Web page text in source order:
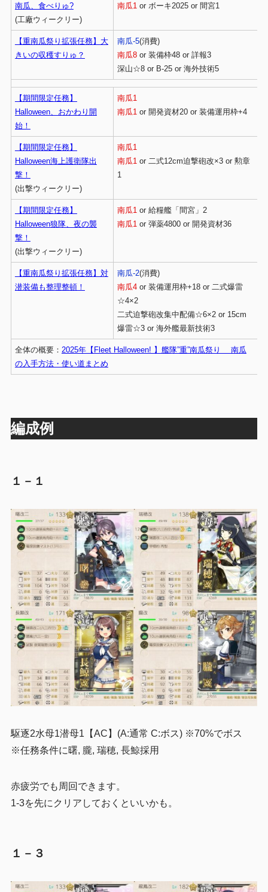
南瓜、食べりゅ?
(工廠ウィークリー)
南瓜1 or ボーキ2025 or 間宮1
【重南瓜祭り拡張任務】大
きいの収穫すりゅ？
南瓜-5(消費)
南瓜8or 装備枠48 or 詳報3
深山☆8 or B-25 or 海外技術5
【期間限定任務】
Halloween、おかわり開
始！
南瓜1
南瓜1 or 開発資材20 or 装備運用枠+4
【期間限定任務】
Halloween海上護衛隊出
撃！
(出撃ウィークリー)
南瓜1
南瓜1 or 二式12cm迫撃砲改×3 or 勲章
1
【期間限定任務】
Halloween狼隊、夜の襲
撃！
(出撃ウィークリー)
南瓜1 or 給糧艦「間宮」2
南瓜1 or 弾薬4800 or 開発資材36
【重南瓜祭り拡張任務】対
潜装備も整理整頓！
南瓜-2(消費)
南瓜4or 装備運用枠+18 or 二式爆雷
☆4×2
二式迫撃砲改集中配備☆6×2 or 15cm
爆雷☆3 or 海外艦最新技術3
全体の概要： 2025年【Fleet Halloween! 】艦隊”重”南瓜祭り 南瓜
の入手方法・使い道まとめ
編成例
１－１
駆逐2水母1潜母1【AC】(A:通常 C:ボス) ※70%でボス
※任務条件に曙, 朧, 瑞穂, 長鯨採用
赤疲労でも周回できます。
1-3を先にクリアしておくといいかも。
１－３